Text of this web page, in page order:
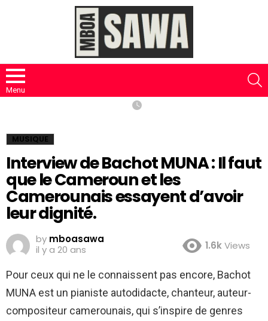
Menu
MUSIQUE
Interview de Bachot MUNA : Il faut
que le Cameroun et les
Camerounais essayent d’avoir
leur dignité.
by mboasawa
il y a 20 ans
1.6kViews
Pour ceux qui ne le connaissent pas encore, Bachot
MUNA est un pianiste autodidacte, chanteur, auteur-
compositeur camerounais, qui s’inspire de genres